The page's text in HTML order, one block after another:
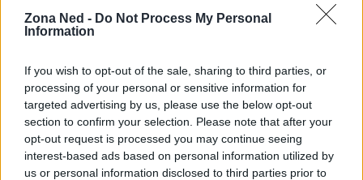
Zona Ned - Do Not Process My Personal
Information
If you wish to opt-out of the sale, sharing to third parties, or
processing of your personal or sensitive information for
targeted advertising by us, please use the below opt-out
section to confirm your selection. Please note that after your
opt-out request is processed you may continue seeing
interest-based ads based on personal information utilized by
us or personal information disclosed to third parties prior to
continua a influenzare il cinema contemporaneo,
gioia quanto disfide .
AUTORE
Staff